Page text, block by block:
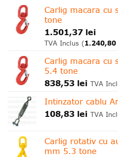
Carlig macara cu
tone
1.501,37 lei
TVA Inclus (1.240,80
Carlig macara cu
5.4 tone
838,53 lei TVA
Intinzator cablu
108,83 lei TVA
Carlig rotativ cu
mm 5.3 tone